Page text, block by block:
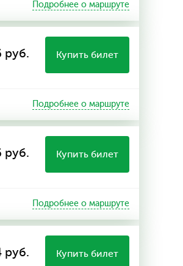
Подробнее о маршруте
руб. Купить билет
Подробнее о маршруте
руб. Купить билет
Подробнее о маршруте
руб. Купить билет